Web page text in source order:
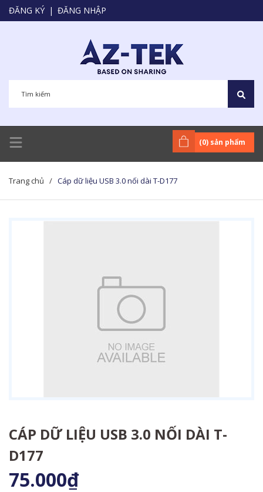
ĐĂNG KÝ | ĐĂNG NHẬP
(0) sản phẩm
Trang chủ / Cáp dữ liệu USB 3.0 nối dài T-D177
CÁP DỮ LIỆU USB 3.0 NỐI DÀI T-
D177
75.000₫